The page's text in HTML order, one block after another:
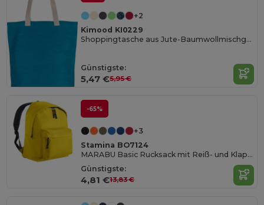
+2
Kimood KI0229
Shoppingtasche aus Jute-Baumwollmischgewebe
Günstigste:
5,47 €5,95 €
-65%
+3
Stamina BO7124
MARABU Basic Rucksack mit Reiß- und Klappverschluss
Günstigste:
4,81 €13,83 €